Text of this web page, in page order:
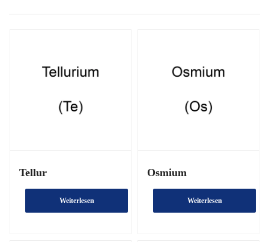
Tellur
Weiterlesen
Osmium
Weiterlesen